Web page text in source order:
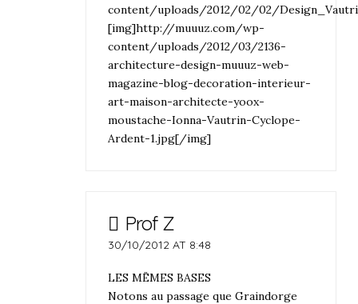
content/uploads/2012/02/02/
[img]http://muuuz.com/wp-
content/uploads/2012/03/2136-
architecture-design-muuuz-web-
magazine-blog-decoration-interieur-
art-maison-architecte-yoox-
moustache-Ionna-Vautrin-Cyclope-
Ardent-1.jpg[/img]
Prof Z
30/10/2012 AT 8:48
LES MËMES BASES
Notons au passage que Graindorge